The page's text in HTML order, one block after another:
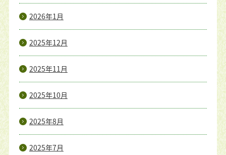
2026年1月
2025年12月
2025年11月
2025年10月
2025年8月
2025年7月